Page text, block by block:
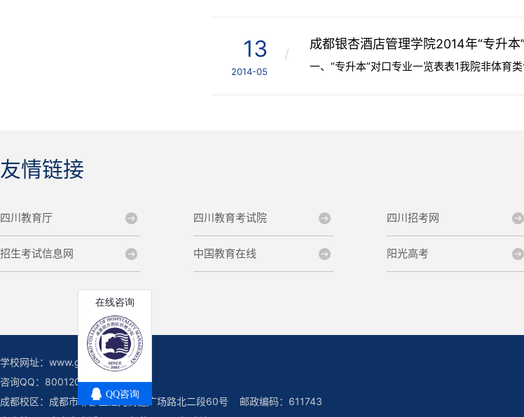
13
2014-05
成都银杏酒店管理学院2014年“专升本
一、“专升本”对口专业一览表表1我院非体育
/
友情链接
四川教育厅 四川教育考试院 四川招考网
招生考试信息网 中国教育在线 阳光高考
学校网址：www.gingkoc.edu.cn
咨询QQ：800120222
成都校区：成都市郫都区红光街道广场路北二段60号 邮政编码：611743